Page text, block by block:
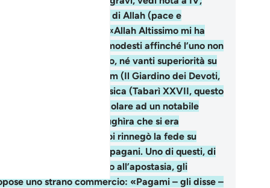
vantatevi…»: l’Inviato di Allah (pace e
su di lui) disse: «Allah Altissimo mi ha
che dovete essere modesti affinché l’uno non
con insolenza l’altro, né vanti superiorità su
lui. Lo ha trasmesso Muslim (Il Giardino dei Devoti,
Secondo l’esegesi classica (Tabarì XXVII, questo
si riferisce in particolare ad un notabile
al Walìd ibn ul Mughìra che si era
all’IsIàm e che poi rinnegò la fede su
dei suoi contribuii pagani. Uno di questi, di
ai suoi timori in merito all’apostasia, gli
uno strano commercio: «Pagami – gli disse –